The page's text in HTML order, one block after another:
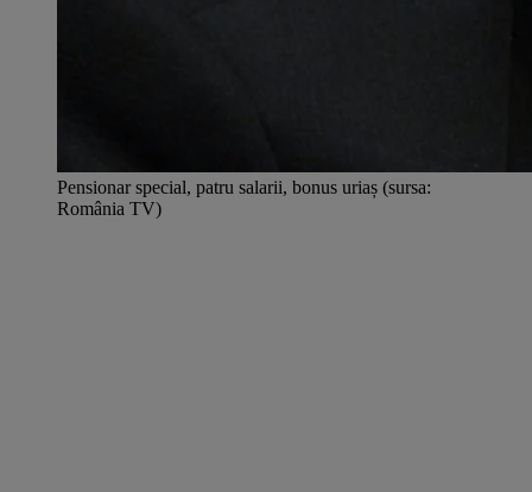
Pensionar special, patru salarii, bonus uriaș (sursa:
România TV)